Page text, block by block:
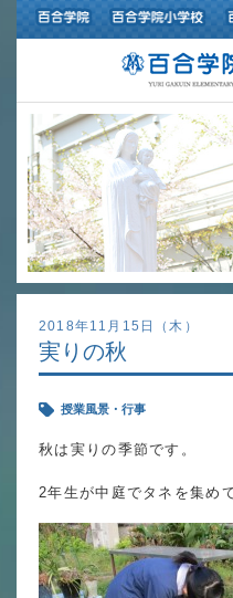
2018年11月15日（木）
実りの秋
授業風景・行事
秋は実りの季節です。
2年生が中庭でタネを集め